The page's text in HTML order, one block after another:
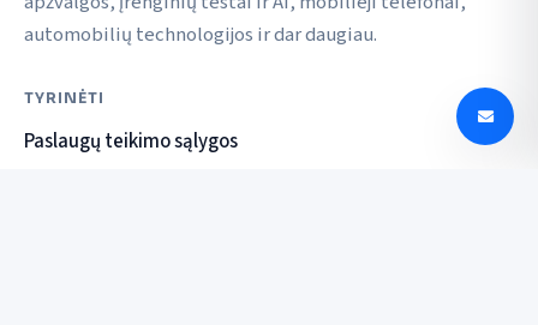
automobilių technologijos ir dar daugiau.
TYRINĖTI
Paslaugų teikimo sąlygos